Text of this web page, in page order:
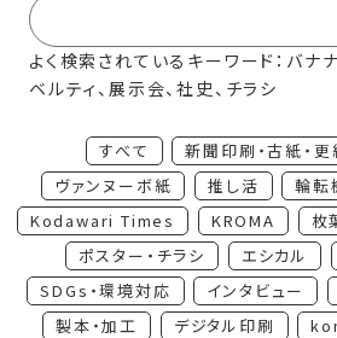
よく検索されているキーワード：バナ
ベルティ、展示会、社史、チラシ
すべて 新聞印刷・古紙・更
ヴァンヌーボ紙
推し活 輪転
Kodawari Times
KROMA
枚
ポスター・チラシ
エシカル
SDGs・環境対応
インタビュー
製本・加工
デジタル印刷